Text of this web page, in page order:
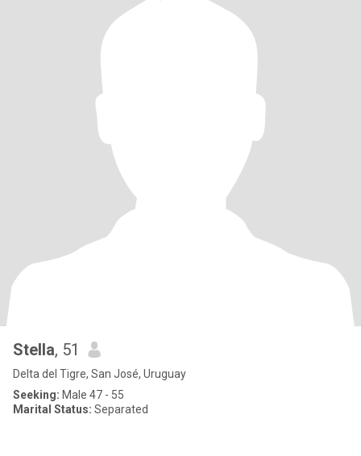
Stella, 51
Delta del Tigre, San José, Uruguay
Seeking: Male 47 - 55
Marital Status: Separated